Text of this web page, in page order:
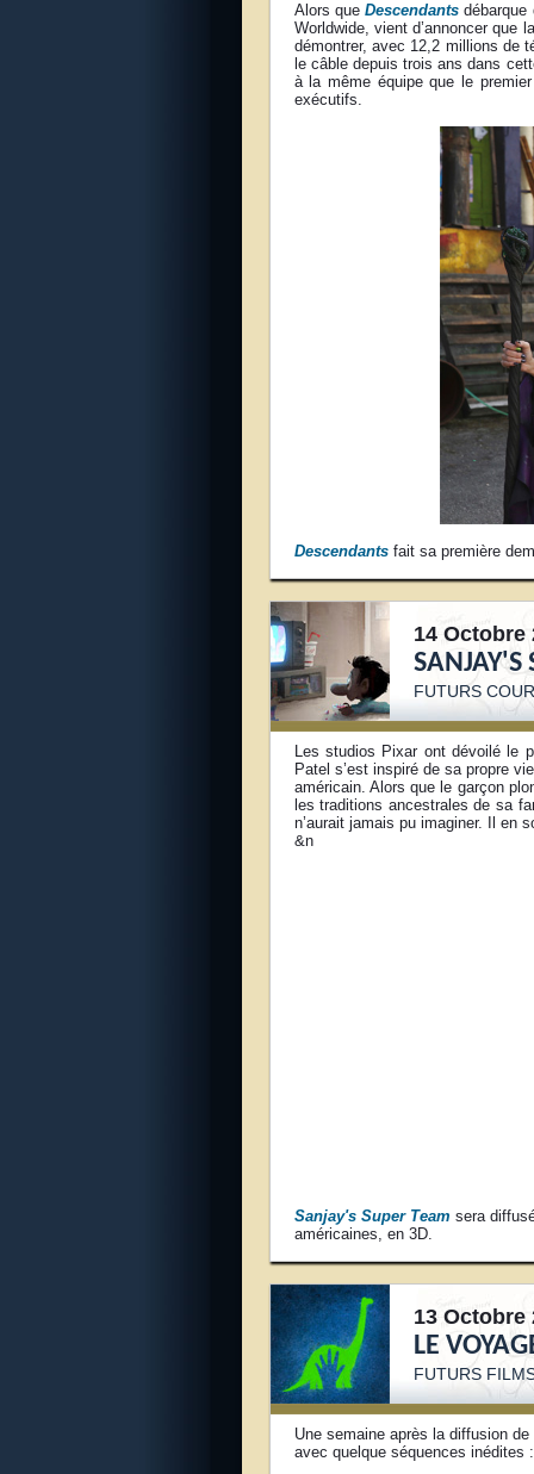
Alors que Descendants débarque
Worldwide, vient d’annoncer que
démontrer, avec 12,2 millions de
le câble depuis trois ans dans
à la même équipe que le
exécutifs.
Descendantsfait sa première
14 Octobre
FUTURS
Les studios Pixar ont dévoilé le
Patel s’est inspiré de sa propre
américain. Alors que le garçon
les traditions ancestrales de sa
n’aurait jamais pu imaginer. Il en
&n
Sanjay's Super Team sera
américaines, en 3D.
13 Octobre
LE
FUTURS
Une semaine après la diffusion
avec quelque séquences inédites :